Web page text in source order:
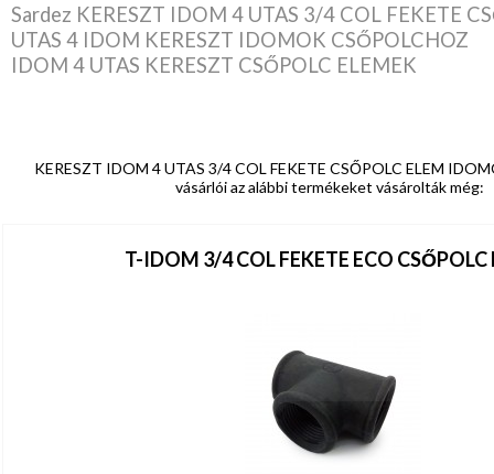
Sardez KERESZT IDOM 4 UTAS 3/4 COL FEKETE
UTAS 4 IDOM KERESZT IDOMOK CSŐPOLCHOZ
IDOM 4 UTAS KERESZT CSŐPOLC ELEMEK
KERESZT IDOM 4 UTAS 3/4 COL FEKETE CSŐPOLC ELEM
vásárlói az alábbi termékeket vásárolták még:
T-IDOM 3/4 COL FEKETE ECO CSŐPOLC